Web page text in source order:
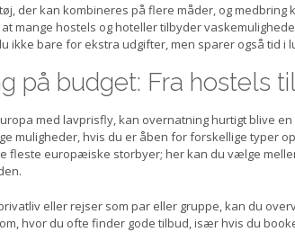
der kan kombineres på flere måder, og
mange hostels og hoteller tilbyder
ikke bare for ekstra udgifter, men sparer også tid i
på budget: Fra hostels
med lavprisfly, kan overnatning hurtigt blive
muligheder, hvis du er åben for forskellige typer
fleste europæiske storbyer; her kan du vælge
eller rejser som par eller gruppe, kan du
hvor du ofte finder gode tilbud, især hvis du